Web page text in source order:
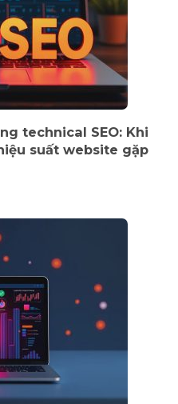
technical SEO: Khi
suất website gặp